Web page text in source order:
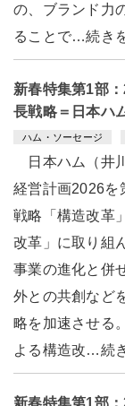
の、ブランド力
ることで…続き
新春特集第1部
長戦略＝日本ハ
ハム・ソーセージ
日本ハム（井
経営計画2026を
戦略「構造改革
改革」に取り組
事業の進化と併
外との共創など
略を加速させる
よる構造改…続
新春特集第1部